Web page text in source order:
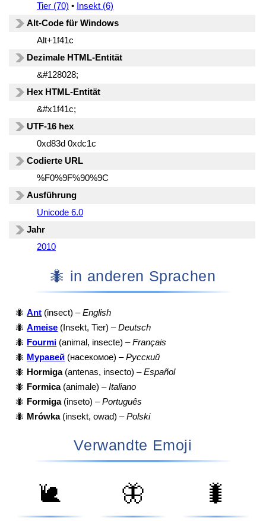
Tier (70) • Insekt (6)
Alt-Code für Windows
Alt+1f41c
Dezimale HTML-Entität
&#128028;
Hex HTML-Entität
&#x1f41c;
UTF-16 hex
0xd83d 0xdc1c
Codierte URL
%F0%9F%90%9C
Ausführung
Unicode 6.0
Jahr
2010
🐜 in anderen Sprachen
🐜 Ant (insect) –English
🐜 Ameise (Insekt, Tier) –Deutsch
🐜 Fourmi (animal, insecte) –Français
🐜 Муравей (насекомое) –Русский
🐜 Hormiga(antenas, insecto) –Español
🐜 Formica(animale) –Italiano
🐜 Formiga(inseto) –Português
🐜 Mrówka(insekt, owad) –Polski
Verwandte Emoji
🐌 🦋 🐛